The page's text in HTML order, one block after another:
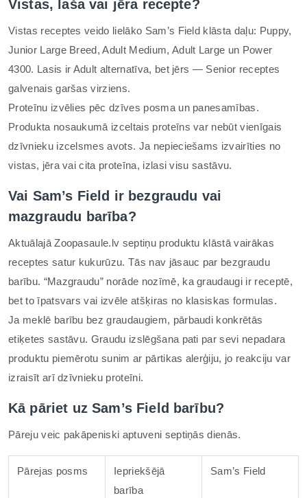
Vistas, laša vai jēra recepte?
Vistas receptes veido lielāko Sam’s Field klāsta daļu: Puppy,
Junior Large Breed, Adult Medium, Adult Large un Power
4300. Lasis ir Adult alternatīva, bet jērs — Senior receptes
galvenais garšas virziens.
Proteīnu izvēlies pēc dzīves posma un panesamības.
Produkta nosaukumā izceltais proteīns var nebūt vienīgais
dzīvnieku izcelsmes avots. Ja nepieciešams izvairīties no
vistas, jēra vai cita proteīna, izlasi visu sastāvu.
Vai Sam’s Field ir bezgraudu vai
mazgraudu barība?
Aktuālajā Zoopasaule.lv septiņu produktu klāstā vairākas
receptes satur kukurūzu. Tās nav jāsauc par bezgraudu
barību. “Mazgraudu” norāde nozīmē, ka graudaugi ir receptē,
bet to īpatsvars vai izvēle atšķiras no klasiskas formulas.
Ja meklē barību bez graudaugiem, pārbaudi konkrētās
etiķetes sastāvu. Graudu izslēgšana pati par sevi nepadara
produktu piemērotu sunim ar pārtikas alerģiju, jo reakciju var
izraisīt arī dzīvnieku proteīni.
Kā pāriet uz Sam’s Field barību?
Pāreju veic pakāpeniski aptuveni septiņās dienās.
Pārejas posms
Iepriekšējā
barība
Sam’s Field